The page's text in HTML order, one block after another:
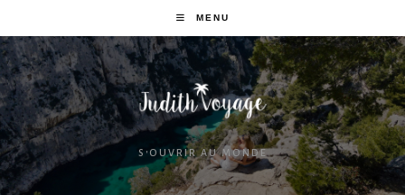
MENU
S'OUVRIR AU MONDE